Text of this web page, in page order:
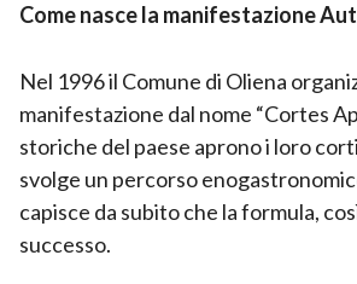
Come nasce la manifestazione
Nel 1996 il Comune di Oliena
manifestazione dal nome “Cortes
storiche del paese aprono i loro
svolge un percorso
capisce da subito che la formula,
successo.